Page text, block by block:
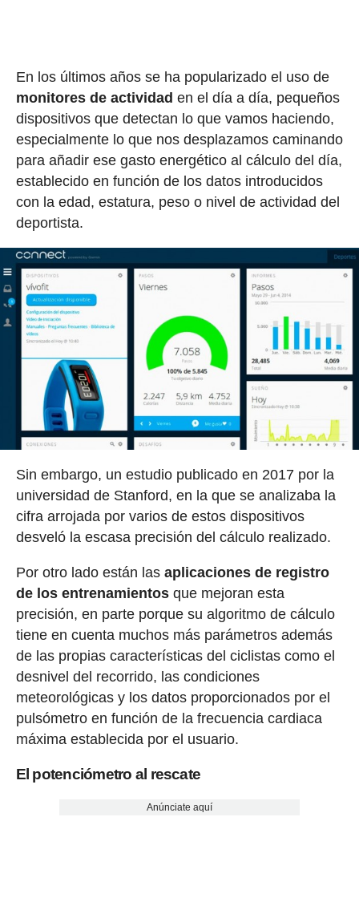
En los últimos años se ha popularizado el uso de
monitores de actividad en el día a día, pequeños
dispositivos que detectan lo que vamos haciendo,
especialmente lo que nos desplazamos caminando
para añadir ese gasto energético al cálculo del día,
establecido en función de los datos introducidos
con la edad, estatura, peso o nivel de actividad del
deportista.
Sin embargo, un estudio publicado en 2017 por la
universidad de Stanford, en la que se analizaba la
cifra arrojada por varios de estos dispositivos
desveló la escasa precisión del cálculo realizado.
Por otro lado están las aplicaciones de registro
de los entrenamientosque mejoran esta
precisión, en parte porque su algoritmo de cálculo
tiene en cuenta muchos más parámetros además
de las propias características del ciclistas como el
desnivel del recorrido, las condiciones
meteorológicas y los datos proporcionados por el
pulsómetro en función de la frecuencia cardiaca
máxima establecida por el usuario.
El potenciómetro al rescate
Anúnciate aquí